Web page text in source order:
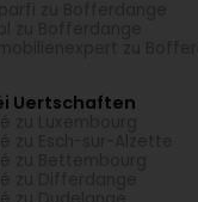
Uertschaften